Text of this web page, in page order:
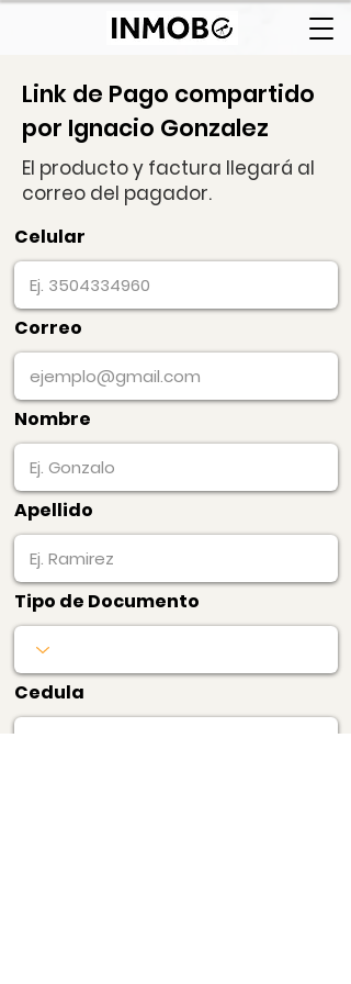
Link de Pago compartido
por Ignacio Gonzalez
El producto y factura llegará al
correo del pagador.
Celular
Correo
Nombre
Apellido
Tipo de Documento
Cedula